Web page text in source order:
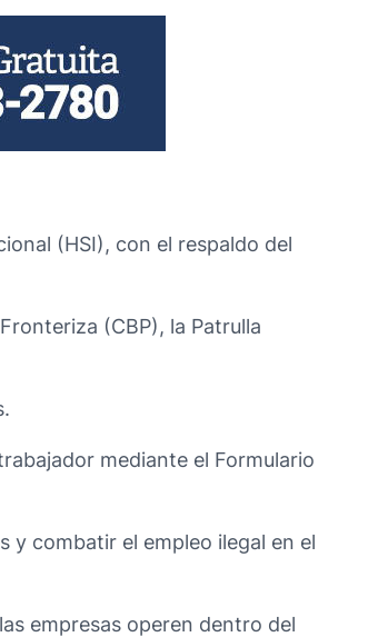
(HSI), con el respaldo del
(CBP), la Patrulla
mediante el Formulario
y combatir el empleo ilegal en el
empresas operen dentro del